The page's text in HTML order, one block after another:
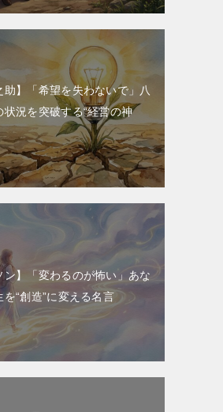
助】「希望を失わないで」八
状況を突破する“経営の神
ン】「変わるのが怖い」あな
を“創造”に変える名言